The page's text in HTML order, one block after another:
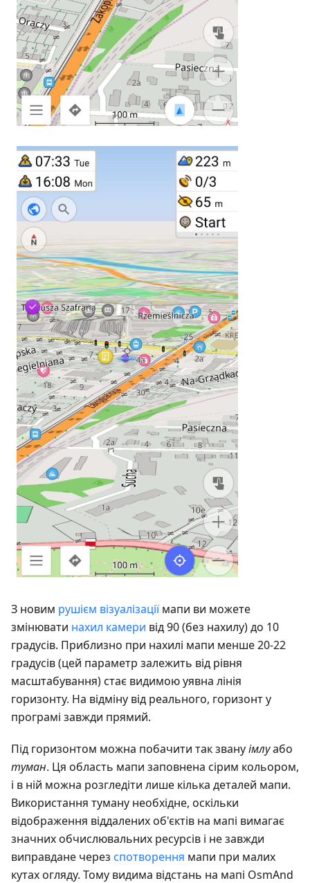
З новим рушієм візуалізаціїмапи ви можете
змінювати нахил камери від 90 (без нахилу) до 10
градусів. Приблизно при нахилі мапи менше 20-22
градусів (цей параметр залежить від рівня
масштабування) стає видимою уявна лінія
горизонту. На відміну від реального, горизонт у
програмі завжди прямий.
Під горизонтом можна побачити так звануімлуабо
туман. Ця область мапи заповнена сірим кольором,
і в ній можна розгледіти лише кілька деталей мапи.
Використання туману необхідне, оскільки
відображення віддалених об'єктів на мапі вимагає
значних обчислювальних ресурсів і не завжди
виправдане через спотворення мапи при малих
кутах огляду. Тому видима відстань на мапі OsmAnd